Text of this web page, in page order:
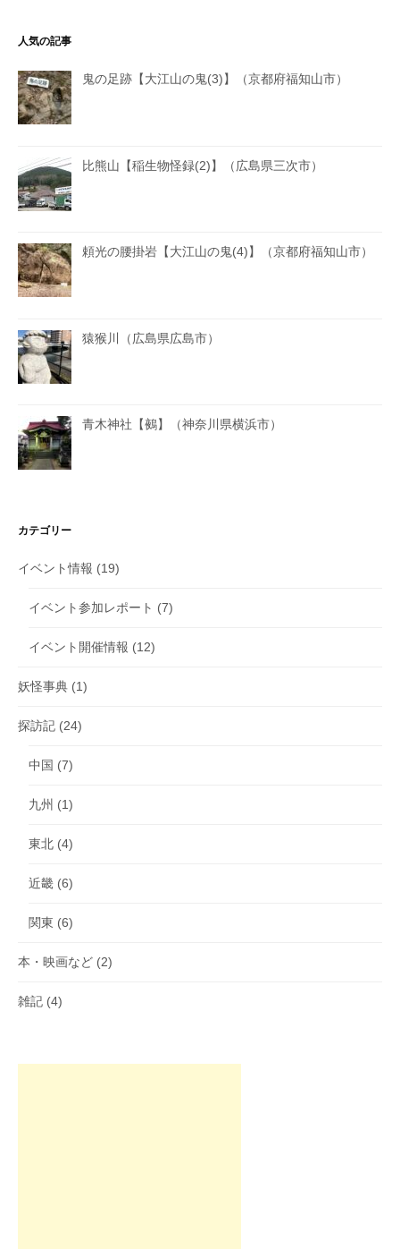
人気の記事
鬼の足跡【大江山の鬼(3)】（京都府福知山市）
比熊山【稲生物怪録(2)】（広島県三次市）
頼光の腰掛岩【大江山の鬼(4)】（京都府福知山市）
猿猴川（広島県広島市）
青木神社【鵺】（神奈川県横浜市）
カテゴリー
イベント情報 (19)
イベント参加レポート (7)
イベント開催情報 (12)
妖怪事典 (1)
探訪記 (24)
中国 (7)
九州 (1)
東北 (4)
近畿 (6)
関東 (6)
本・映画など (2)
雑記 (4)